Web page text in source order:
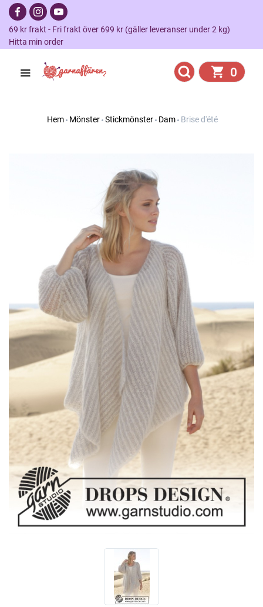
69 kr frakt - Fri frakt över 699 kr (gäller leveranser under 2 kg)
Hitta min order
0
Hem Mönster Stickmönster Dam Brise d'été